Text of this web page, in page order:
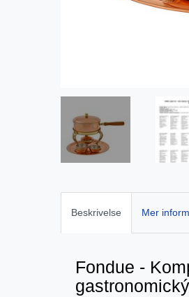
Beskrivelse Mer
Fondue -